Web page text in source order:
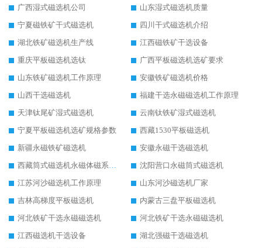
广西湿式磁选机公司
山东湿式磁选机质量
宁夏磁铁矿干式磁选机
四川干式磁选机介绍
湖北铁矿磁选机生产线
江西磁铁矿干选设备
重庆平板磁选机选钛
广西平板磁选机选矿要求
山东铁矿磁选机工作原理
安徽铁矿磁选机价格
山西干选磁选机
福建干选永磁磁选机工作原理
天津钛尾矿湿式磁选机
云南钛铁矿湿式磁选机
宁夏平板磁选机选矿规格参数
西藏1530平板磁选机
新疆永磁铁矿磁选机
安徽永磁干选磁选机
西藏筒式磁选机永磁体磁系设计
沈阳营口永磁筒式磁选机
江苏河沙磁选机工作原理
山东河沙磁选机厂家
吉林高梯度平板磁选机
内蒙古三盘平板磁选机
河北铁矿干选永磁磁选机
河北铁矿干选永磁磁选机
江西磁选机干选设备
湖北强磁干选磁选机